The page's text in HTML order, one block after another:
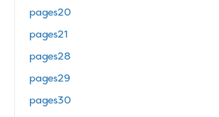
pages20
pages21
pages28
pages29
pages30